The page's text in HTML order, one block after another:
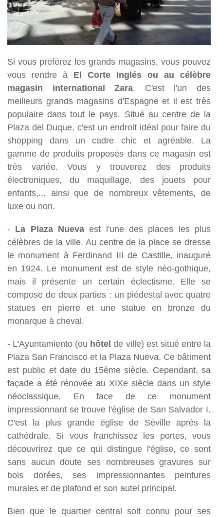
Si vous préférez les grands magasins, vous pouvez
vous rendre à El Corte Inglés ou au célèbre
magasin international Zara. C'est l'un des
meilleurs grands magasins d'Espagne et il est très
populaire dans tout le pays. Situé au centre de la
Plaza del Duque, c'est un endroit idéal pour faire du
shopping dans un cadre chic et agréable. La
gamme de produits proposés dans ce magasin est
très variée. Vous y trouverez des produits
électroniques, du maquillage, des jouets pour
enfants,... ainsi que de nombreux vêtements, de
luxe ou non.
- La Plaza Nueva est l'une des places les plus
célèbres de la ville. Au centre de la place se dresse
le monument à Ferdinand III de Castille, inauguré
en 1924. Le monument est de style néo-gothique,
mais il présente un certain éclectisme. Elle se
compose de deux parties : un piédestal avec quatre
statues en pierre et une statue en bronze du
monarque à cheval.
- L'Ayuntamiento (ou hôtel de ville) est situé entre la
Plaza San Francisco et la Plaza Nueva. Ce bâtiment
est public et date du 15ème siècle. Cependant, sa
façade a été rénovée au XIXe siècle dans un style
néoclassique. En face de ce monument
impressionnant se trouve l'église de San Salvador I.
C'est la plus grande église de Séville après la
cathédrale. Si vous franchissez les portes, vous
découvrirez que ce qui distingue l'église, ce sont
sans aucun doute ses nombreuses gravures sur
bois dorées, ses impressionnantes peintures
murales et de plafond et son autel principal.
Bien que le quartier central soit connu pour ses